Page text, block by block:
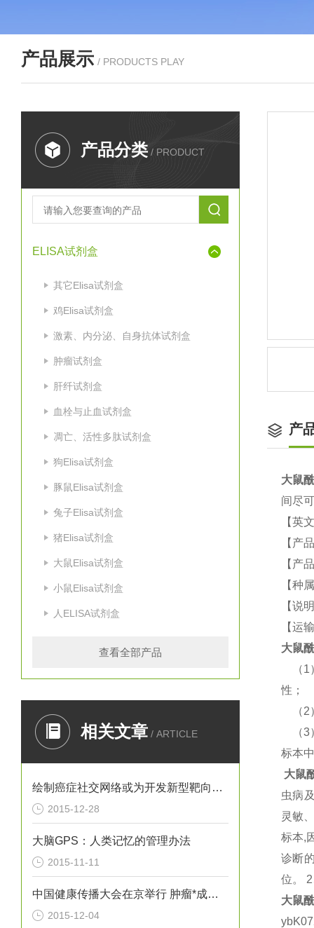
产品展示 / PRODUCTS PLAY
产品分类 / PRODUCT
ELISA试剂盒
其它Elisa试剂盒
鸡Elisa试剂盒
激素、内分泌、自身抗体试剂盒
肿瘤试剂盒
肝纤试剂盒
血栓与止血试剂盒
凋亡、活性多肽试剂盒
狗Elisa试剂盒
豚鼠Elisa试剂盒
兔子Elisa试剂盒
猪Elisa试剂盒
大鼠Elisa试剂盒
小鼠Elisa试剂盒
人ELISA试剂盒
查看全部产品
相关文章 / ARTICLE
绘制癌症社交网络或为开发新型靶向疗法提供思路
2015-12-28
大脑GPS：人类记忆的管理办法
2015-11-11
中国健康传播大会在京举行 肿瘤*成为热议焦点
2015-12-04
产
大鼠
间尽
【英
【产
【产
【种
【说
【运
大鼠
（1
性；
（2
（3
标本
大鼠
虫病
灵敏
标本,
诊断
位。 2
大鼠